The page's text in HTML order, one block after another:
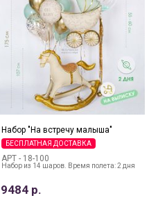
Набор "На встречу малыша"
БЕСПЛАТНАЯ ДОСТАВКА
АРТ - 18-100
Набор из 14 шаров. Время полета: 2 дня
9484 р.